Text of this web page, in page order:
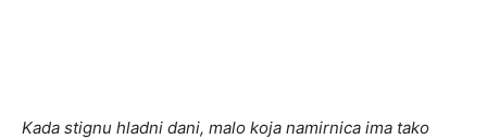
Kada stignu hladni dani, malo koja namirnica ima tako